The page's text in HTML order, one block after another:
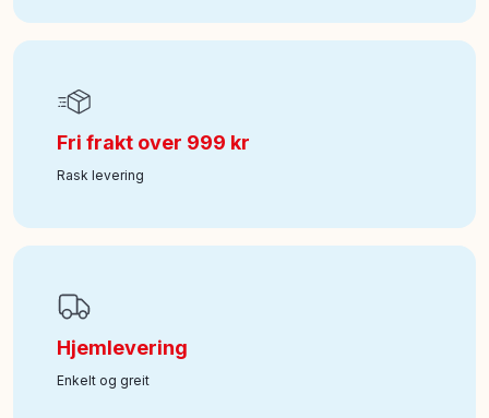
Fri frakt over 999 kr
Rask levering
Hjemlevering
Enkelt og greit